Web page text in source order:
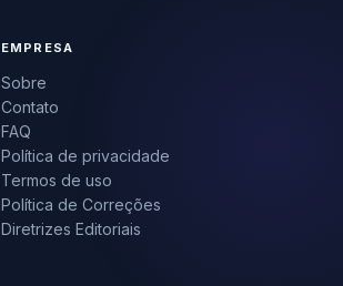
EMPRESA
Sobre
Contato
FAQ
Política de privacidade
Termos de uso
Política de Correções
Diretrizes Editoriais